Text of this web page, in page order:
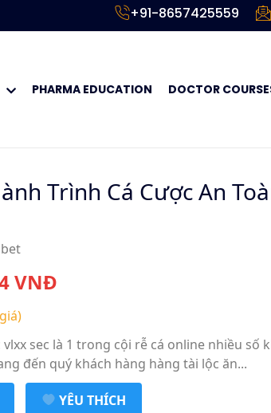
+91-8657425559
PHARMA EDUCATION DOCTOR
Trình Cá Cược An
VNĐ
sec là 1 trong cội rễ cá online nhiều số
đến quý khách hàng hàng tài lộc ăn...
YÊU THÍCH